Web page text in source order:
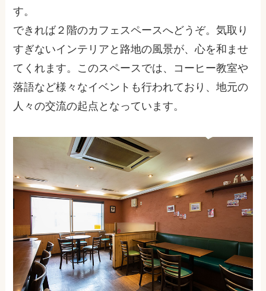
す。
できれば２階のカフェスペースへどうぞ。気取り
すぎないインテリアと路地の風景が、心を和ませ
てくれます。このスペースでは、コーヒー教室や
落語など様々なイベントも行われており、地元の
人々の交流の起点となっています。